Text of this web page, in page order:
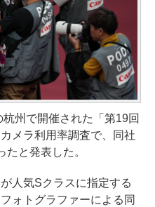
州で開催された「第19回
メラ利用率調査で、同社
と発表した。
人気Sクラスに指定する
ォトグラファーによる同